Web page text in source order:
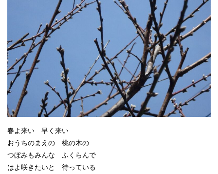
春よ来い 早く来い
おうちのまえの 桃の木の
つぼみもみんな ふくらんで
はよ咲きたいと 待っている